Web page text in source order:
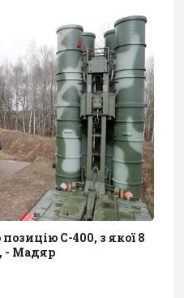
С-400, з якої 8
- Мадяр